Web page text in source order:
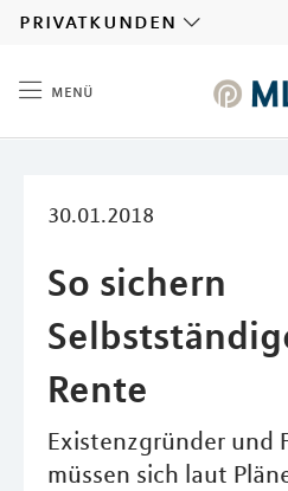
privatkunden
menü
30.01.2018
So sichern
Rente
Existenzgründer und
müssen sich laut